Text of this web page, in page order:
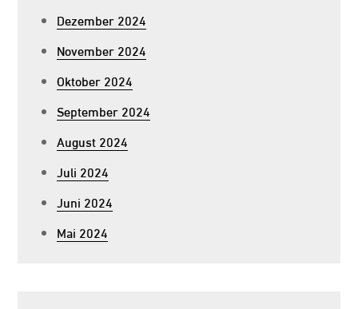
Dezember 2024
November 2024
Oktober 2024
September 2024
August 2024
Juli 2024
Juni 2024
Mai 2024